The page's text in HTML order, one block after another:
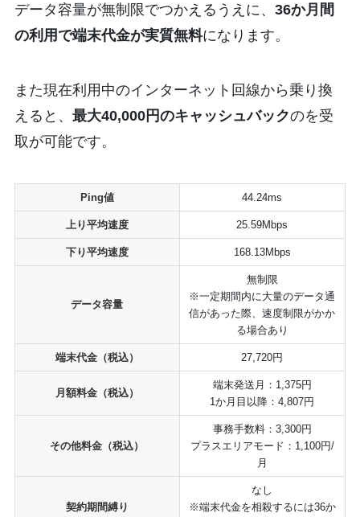
データ容量が無制限でつかえるうえに、 36か月間
の利用で端末代金が実質無料になります。
また現在利用中のインターネット回線から乗り換
えると、 最大40,000円のキャッシュバックのを受
取が可能です。
Ping値 44.24ms
上り平均速度 25.59Mbps
下り平均速度 168.13Mbps
データ容量
無制限
※一定期間内に大量のデータ通
信があった際、速度制限がかか
る場合あり
端末代金（税込） 27,720円
月額料金（税込）
端末発送月：1,375円
1か月目以降：4,807円
その他料金（税込）
事務手数料：3,300円
プラスエリアモード：1,100円/
月
契約期間縛り
なし
※端末代金を相殺するには36か